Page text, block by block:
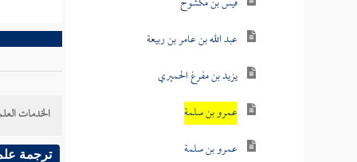
عبد الله بن عامر بن ربيعة
يزيد بن مفرغ الحميري
عمرو بن سلمة
عمرو بن سلمة
الخدمات
ترجمة